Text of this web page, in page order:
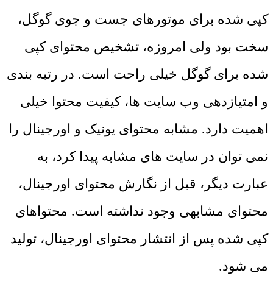
کپی شده برای موتورهای جست و جوی گوگل،
سخت بود ولی امروزه، تشخیص محتوای کپی
شده برای گوگل خیلی راحت است. در رتبه بندی
و امتیازدهی وب سایت ها، کیفیت محتوا خیلی
اهمیت دارد. مشابه محتوای یونیک و اورجینال را
نمی توان در سایت های مشابه پیدا کرد، به
عبارت دیگر، قبل از نگارش محتوای اورجینال،
محتوای مشابهی وجود نداشته است. محتواهای
کپی شده پس از انتشار محتوای اورجینال، تولید
می شود.